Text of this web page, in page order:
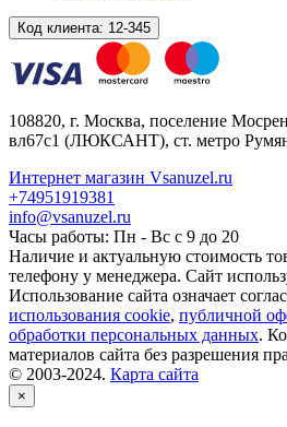
Код клиента: 12-345
108820, г. Москва, поселение
вл67с1 (ЛЮКСАНТ), ст. метро
Интернет магазин Vsanuzel.ru
+74951919381
info@vsanuzel.ru
Часы работы: Пн - Вс с 9 до 20
Наличие и актуальную стоимость
телефону у менеджера. Сайт
Использование сайта означает
использования cookie, публичной
обработки персональных данных.
материалов сайта без разрешения
© 2003-2024. Карта сайта
×